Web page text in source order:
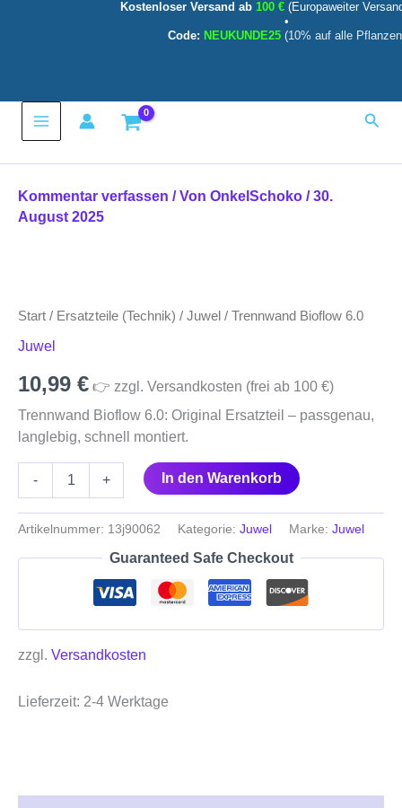
Kostenloser Versand ab 100 € (Europaweiter
•
Code: NEUKUNDE25 (10% auf alle
Main
Kommentar verfassen / Von OnkelSchoko /30.
August 2025
Start / Ersatzteile (Technik) / Juwel / Trennwand Bioflow 6.0
Juwel
10,99 € 👉 zzgl. Versandkosten (frei ab 100 €)
Trennwand Bioflow 6.0: Original Ersatzteil – passgenau,
langlebig, schnell montiert.
-
Menge
+ In den Warenkorb
Artikelnummer: 13j90062 Kategorie: Juwel Marke: Juwel
Guaranteed Safe Checkout
zzgl. Versandkosten
Lieferzeit: 2-4 Werktage